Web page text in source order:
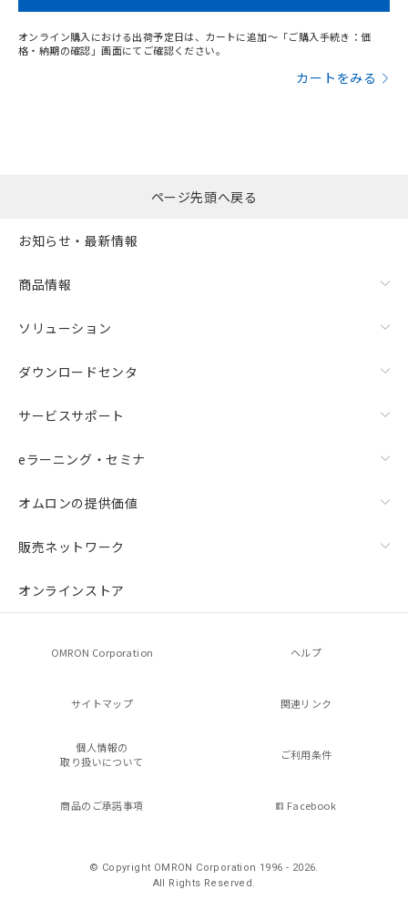
オンライン購入における出荷予定日は、カートに追加～「ご購入手続き：価
格・納期の確認」画面にてご確認ください。
カートをみる
ページ先頭へ戻る
お知らせ・最新情報
商品情報
ソリューション
ダウンロードセンタ
サービスサポート
eラーニング・セミナ
オムロンの提供価値
販売ネットワーク
オンラインストア
OMRON Corporation ヘルプ
サイトマップ 関連リンク
個人情報の
取り扱いについて
ご利用条件
商品のご承諾事項 Facebook
© Copyright OMRON Corporation 1996 - 2026.
All Rights Reserved.